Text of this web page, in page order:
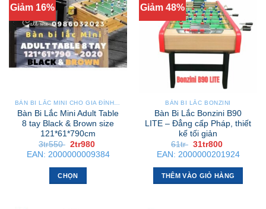
Giảm 16%
Bàn Bi Lắc Mini Adult Table
8 tay Black & Brown size
121*61*790cm
3tr550 Giá
gốc
là:
3tr550 .
2tr980
hiện
tại
EAN: 2000000009384
CHỌN
Giảm 48%
BÀN BI LẮC BONZINI
Bàn Bi Lắc Bonzini B90
LITE – Đẳng cấp Pháp, thiết
kế tối giản
61tr Giá
gốc
là:
61tr .
31tr800
hiện
tại
là:
31tr800 .
EAN: 2000000201924
THÊM VÀO GIỎ HÀNG